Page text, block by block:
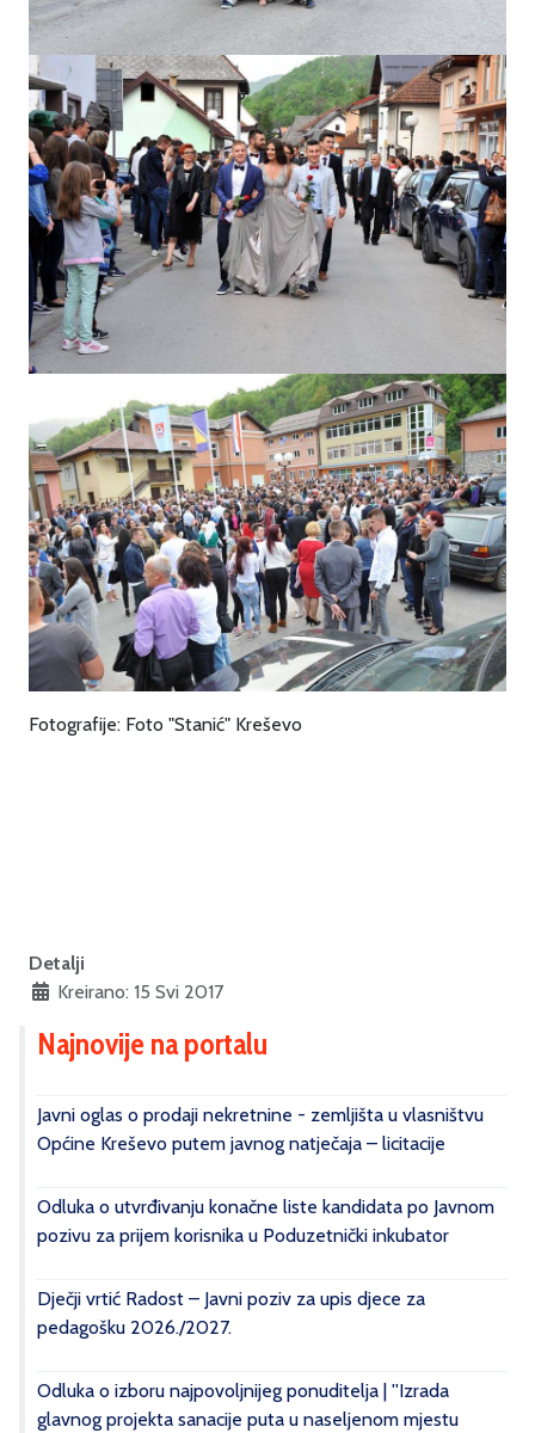
Fotografije: Foto "Stanić" Kreševo
Detalji
Kreirano: 15 Svi 2017
Najnovije na portalu
Javni oglas o prodaji nekretnine - zemljišta u vlasništvu
Općine Kreševo putem javnog natječaja – licitacije
Odluka o utvrđivanju konačne liste kandidata po Javnom
pozivu za prijem korisnika u Poduzetnički inkubator
Dječji vrtić Radost – Javni poziv za upis djece za
pedagošku 2026./2027.
Odluka o izboru najpovoljnijeg ponuditelja | ''Izrada
glavnog projekta sanacije puta u naseljenom mjestu